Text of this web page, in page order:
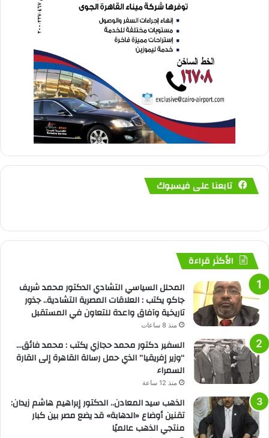
تابعنا على فيسبوك
الأكثر قراءة
المحلل السياسي التشادي الدكتور محمد شريف
جاكو يكتب : العلاقات المصرية التشادية.. جذور
تاريخية وآفاق واعدة للتعاون في المستقبل
منذ 8 ساعات
السفير دكتور محمد حجازي يكتب : محمد فائق…
“وزير إفريقيا” الذي حمل رسالة القاهرة إلى القارة
السمراء
منذ 12 ساعة
الذهب سيد المعادن.. الدكتور إبراهيم هاشم زيدان:
تقنين أوضاع «الدهابة» قد يضع مصر بين كبار
منتجي الذهب عالميًا